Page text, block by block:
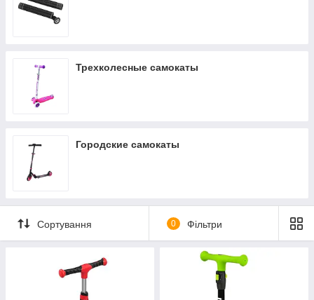
Трехколесные самокаты
Городские самокаты
Сортування 0 Фільтри